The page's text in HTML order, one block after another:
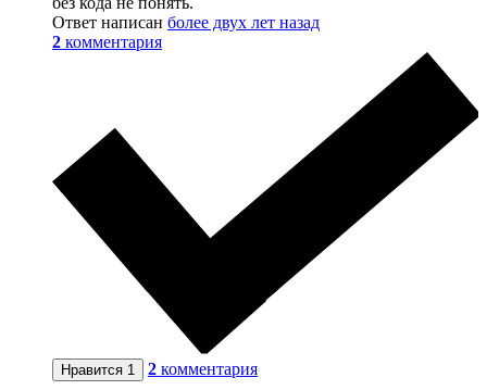
Ответ написан более двух лет назад
2 комментария
Нравится 1 2 комментария